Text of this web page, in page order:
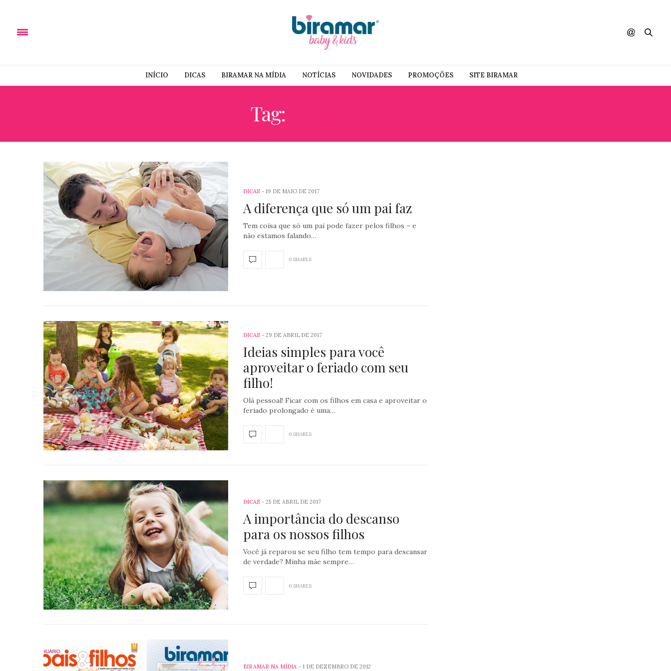
INÍCIO DICAS BIRAMAR NA MÍDIA NOTÍCIAS NOVIDADES PROMOÇÕES SITE BIRAMAR
Tag:
DICAS 19 DE MAIO DE 2017
A diferença que só um pai faz
Tem coisa que só um pai pode fazer pelos filhos – e
não estamos falando…
0 SHARES
DICAS 29 DE ABRIL DE 2017
Ideias simples para você
aproveitar o feriado com seu
filho!
Olá pessoal! Ficar com os filhos em casa e aproveitar o
feriado prolongado é uma…
0 SHARES
DICAS 25 DE ABRIL DE 2017
A importância do descanso
para os nossos filhos
Você já reparou se seu filho tem tempo para descansar
de verdade? Minha mãe sempre…
0 SHARES
BIRAMAR NA MÍDIA 1 DE DEZEMBRO DE 2012